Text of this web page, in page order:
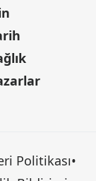
Politikası•